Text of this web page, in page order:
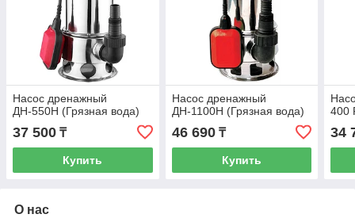
Насос дренажный
ДН-550Н (Грязная вода)
37 500 ₸
Купить
Насос дренажный
ДН-1100Н (Грязная вода)
46 690₸
Купить
400
34
О нас